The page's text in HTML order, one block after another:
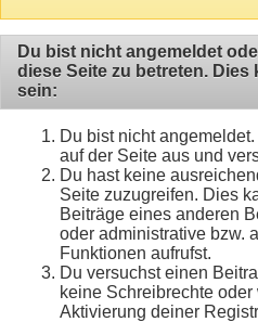
Du bist nicht angemeldet
diese Seite zu betreten.
sein:
Du bist nicht
auf der Seite aus und
Du hast keine
Seite zuzugreifen. Dies
Beiträge eines anderen
oder administrative bzw.
Funktionen aufrufst.
Du versuchst einen
keine Schreibrechte
Aktivierung deiner